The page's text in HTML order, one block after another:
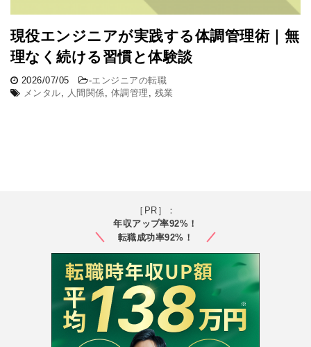
現役エンジニアが実践する体調管理術｜無
理なく続ける習慣と体験談
2026/07/05 -エンジニアの転職
メンタル, 人間関係, 体調管理 , 残業
［PR］：
年収アップ率92%！
転職成功率92%！